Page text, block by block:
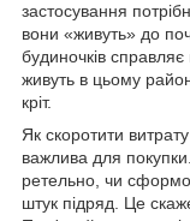
застосування
вони «живуть» до
будиночків
живуть в цьому
кріт.
Як скоротити
важлива для
ретельно, чи
штук підряд. Це